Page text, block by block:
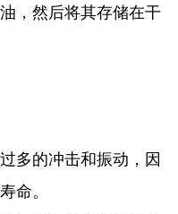
，然后将其存储在干
多的冲击和振动，因
命。